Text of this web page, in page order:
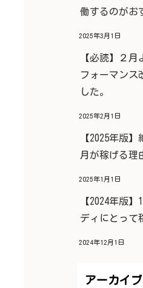
働するのがお
2025年3月1日
【必読】２月
フォーマンス
した。
2025年2月1日
【2025年版
月が稼げる理
2025年1月1日
【2024年版
ディにとって
2024年12月1日
アーカイブ